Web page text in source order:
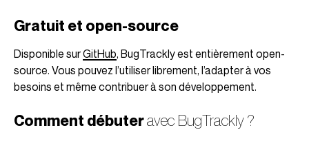
Gratuit et open-source
Disponible surGitHub, BugTrackly est entièrement open-
source. Vous pouvez l’utiliser librement, l’adapter à vos
besoins et même contribuer à son développement.
Comment débuteravec BugTrackly ?